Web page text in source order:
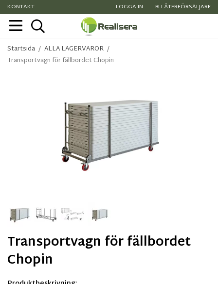
KONTAKT LOGGA IN BLI ÅTERFÖRSÄLJARE
Startsida / ALLA LAGERVAROR /
Transportvagn för fällbordet Chopin
Transportvagn för fällbordet
Chopin